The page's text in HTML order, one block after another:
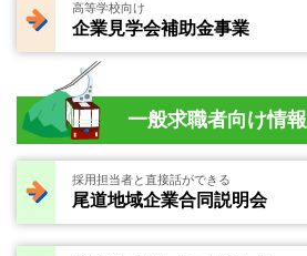
高等学校向け
企業見学会補助金事業
一般求職者向け情報
採用担当者と直接話ができる
尾道地域企業合同説明会